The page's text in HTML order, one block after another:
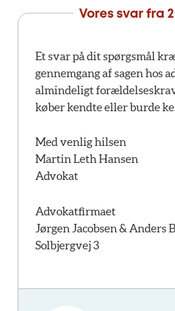
Vores svar fra
Et svar på dit spørgsmål
gennemgang af sagen hos
almindeligt
køber kendte eller burde
Med venlig hilsen
Martin Leth Hansen
Advokat
Advokatfirmaet
Jørgen Jacobsen & Anders
Solbjergvej 3